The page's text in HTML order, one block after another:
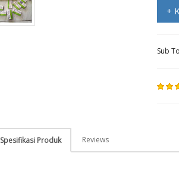
+
Sub
Spesifikasi Produk Reviews